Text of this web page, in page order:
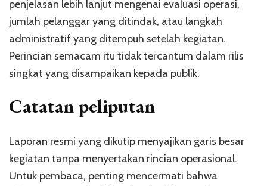
penjelasan lebih lanjut mengenai evaluasi operasi,
jumlah pelanggar yang ditindak, atau langkah
administratif yang ditempuh setelah kegiatan.
Perincian semacam itu tidak tercantum dalam rilis
singkat yang disampaikan kepada publik.
Catatan peliputan
Laporan resmi yang dikutip menyajikan garis besar
kegiatan tanpa menyertakan rincian operasional.
Untuk pembaca, penting mencermati bahwa